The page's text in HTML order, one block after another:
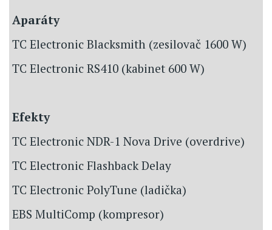
Aparáty
TC Electronic Blacksmith (zesilovač 1600 W)
TC Electronic RS410 (kabinet 600 W)
Efekty
TC Electronic NDR-1 Nova Drive (overdrive)
TC Electronic Flashback Delay
TC Electronic PolyTune (ladička)
EBS MultiComp (kompresor)